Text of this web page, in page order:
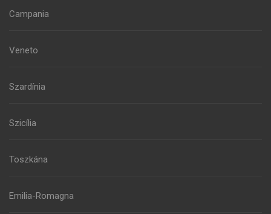
Campania
Veneto
Szardínia
Szicília
Toszkána
Emilia-Romagna